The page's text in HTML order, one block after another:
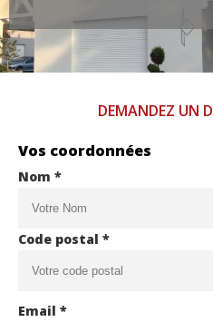
DEMANDEZ UN
Vos coordonnées
Nom *
Code postal *
Email *